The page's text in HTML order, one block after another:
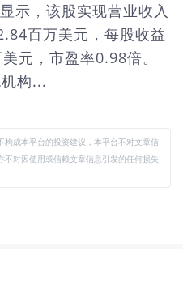
示，该股实现营业收入
百万美元，每股收益
元，市盈率0.98倍。
构...
成本平台的投资建议，本平台不对文章信
对因使用或信赖文章信息引发的任何损失